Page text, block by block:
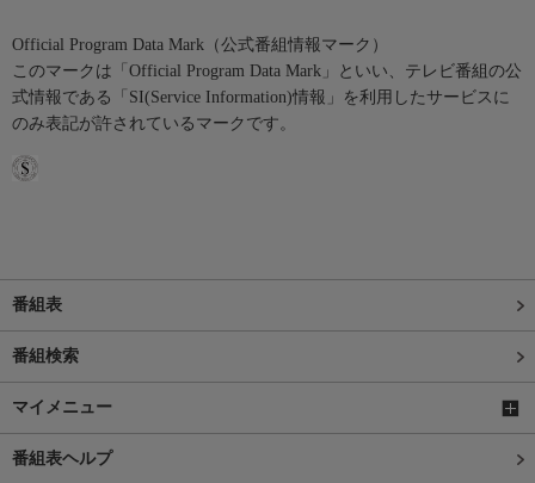
Official Program Data Mark（公式番組情報マーク）
このマークは「Official Program Data Mark」といい、テレビ番組の公
式情報である「SI(Service Information)情報」を利用したサービスに
のみ表記が許されているマークです。
番組表
番組検索
マイメニュー
番組表ヘルプ